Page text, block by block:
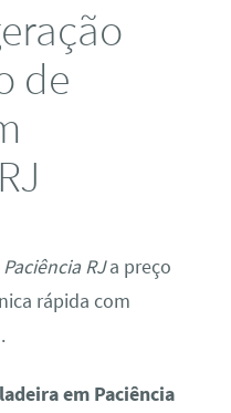
de
RJa preço
rápida com
em Paciência